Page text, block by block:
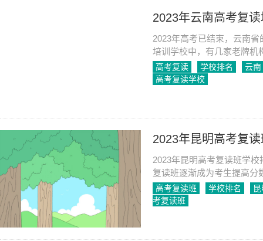
2023年云南高考复
2023年高考已结束，云南
培训学校中，有几家老牌机
校、昆明步学教育、云南师
高考复读 学校排名
云南
高考复读学校
2023年昆明高考复
2023年昆明高考复读班学
复读班逐渐成为考生提高分
有许多优秀的高考复读班学
高考复读班 学校排名
考复读班